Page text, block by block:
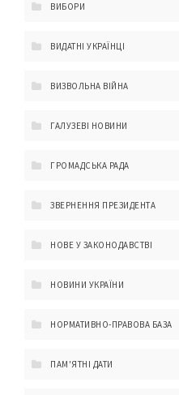
ВИБОРИ
ВИДАТНІ УКРАЇНЦІ
ВИЗВОЛЬНА ВІЙНА
ГАЛУЗЕВІ НОВИНИ
ГРОМАДСЬКА РАДА
ЗВЕРНЕННЯ ПРЕЗИДЕНТА
НОВЕ У ЗАКОНОДАВСТВІ
НОВИНИ УКРАЇНИ
НОРМАТИВНО-ПРАВОВА БАЗА
ПАМ'ЯТНІ ДАТИ